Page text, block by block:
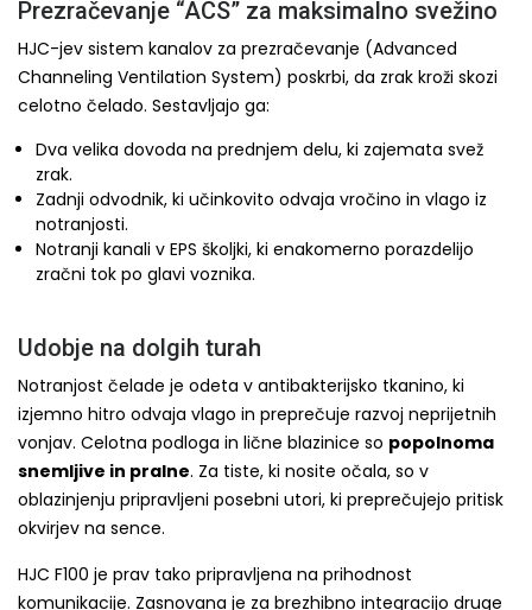
Prezračevanje “ACS” za maksimalno svežino
HJC-jev sistem kanalov za prezračevanje (Advanced
Channeling Ventilation System) poskrbi, da zrak kroži skozi
celotno čelado. Sestavljajo ga:
Dva velika dovoda na prednjem delu, ki zajemata svež
zrak.
Zadnji odvodnik, ki učinkovito odvaja vročino in vlago iz
notranjosti.
Notranji kanali v EPS školjki, ki enakomerno porazdelijo
zračni tok po glavi voznika.
Udobje na dolgih turah
Notranjost čelade je odeta v antibakterijsko tkanino, ki
izjemno hitro odvaja vlago in preprečuje razvoj neprijetnih
vonjav. Celotna podloga in lične blazinice so popolnoma
snemljive in pralne. Za tiste, ki nosite očala, so v
oblazinjenju pripravljeni posebni utori, ki preprečujejo pritisk
okvirjev na sence.
HJC F100 je prav tako pripravljena na prihodnost
komunikacije. Zasnovana je za brezhibno integracijo druge